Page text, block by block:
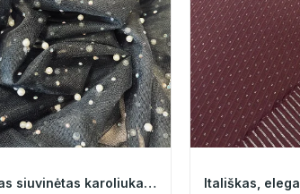
Juodas siuvinėtas karoliukais tiulis 007180